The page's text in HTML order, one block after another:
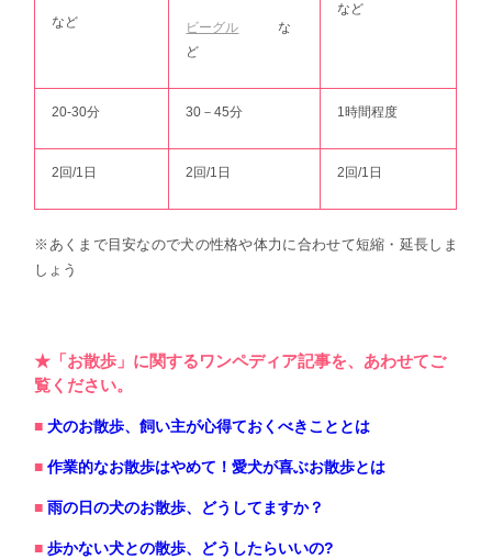
など ビーグル な
ど
など
20-30分 30－45分 1時間程度
2回/1日 2回/1日 2回/1日
※あくまで目安なので犬の性格や体力に合わせて短縮・延長しま
しょう
★「お散歩」に関するワンペディア記事を、あわせてご
覧ください。
犬のお散歩、飼い主が心得ておくべきこととは
作業的なお散歩はやめて！愛犬が喜ぶお散歩とは
雨の日の犬のお散歩、どうしてますか？
歩かない犬との散歩、どうしたらいいの?